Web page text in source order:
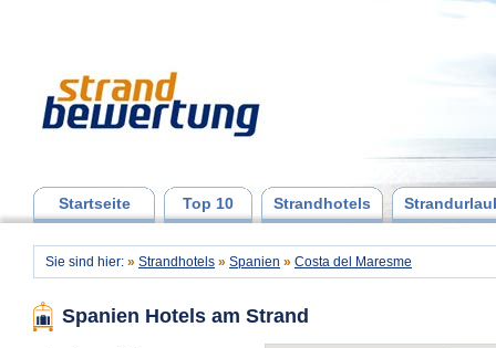
Startseite Top 10 Strandhotels
Sie sind hier: » Strandhotels » Spanien » Costa del Maresme
Spanien Hotels am Strand